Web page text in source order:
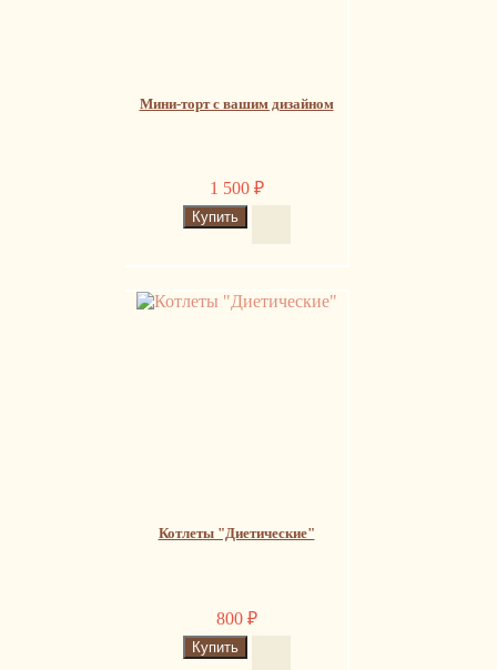
Мини-торт с вашим дизайном
1 500 ₽
Котлеты "Диетические"
800 ₽